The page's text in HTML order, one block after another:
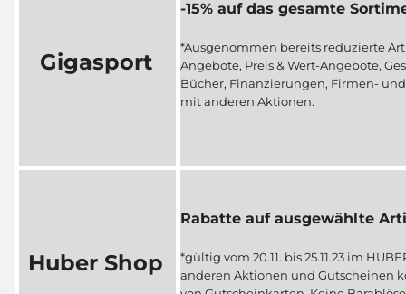
Gigasport
-15% auf das gesamte
*Ausgenommen bereits reduzierte
Angebote, Preis & Wert-Angebote,
Bücher, Finanzierungen, Firmen-
mit anderen Aktionen.
Huber Shop
Rabatte auf ausgewählte
*gültig vom 20.11. bis 25.11.23 im
anderen Aktionen und Gutscheinen